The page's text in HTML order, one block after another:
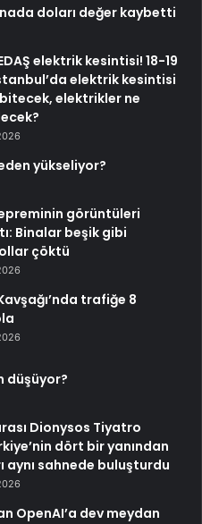
doları değer kaybetti
elektrik kesintisi! 18-19
elektrik kesintisi
elektrikler ne
yükseliyor?
görüntüleri
Binalar beşik gibi
çöktü
trafiğe 8
düşüyor?
Dionysos Tiyatro
dört bir yanından
aynı sahnede buluşturdu
OpenAI’a dev meydan